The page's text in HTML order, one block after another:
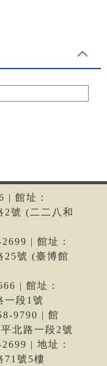
| 館址：
2號 (二二八和
| 館址：
25號 (臺博館
| 館址：
一段1號
9790 | 館
北路一段2號
| 地址：
71號5樓